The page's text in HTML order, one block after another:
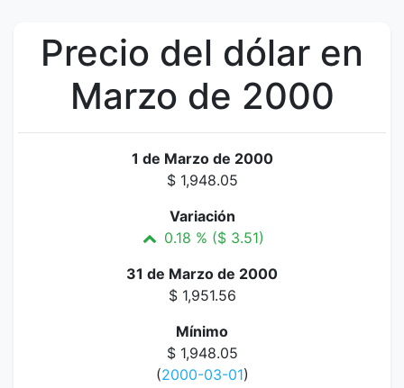
Precio del dólar en
Marzo de 2000
1 de Marzo de 2000
$ 1,948.05
Variación
0.18 % ($ 3.51)
31 de Marzo de 2000
$ 1,951.56
Mínimo
$ 1,948.05
(2000-03-01)